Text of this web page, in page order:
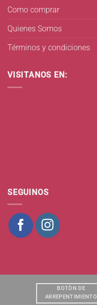
Como comprar
Quienes Somos
Términos y condiciones
VISITANOS EN:
SEGUINOS
BOTÒN DE
ARREPENTIMIENTO